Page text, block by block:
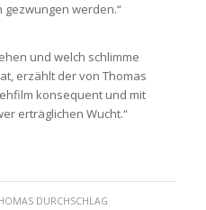
gezwungen werden.“
und welch schlimme
erzählt der von Thomas
konsequent und mit
erträglichen Wucht.“
DURCHSCHLAG